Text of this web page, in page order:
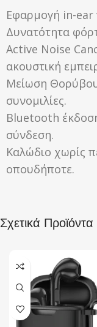
Εφαρμογή in-ear
Δυνατότητα
Active Noise
ακουστική
Μείωση
συνομιλίες.
Bluetooth
σύνδεση.
Καλώδιο χωρίς
οπουδήποτε.
Σχετικά Προϊόντα